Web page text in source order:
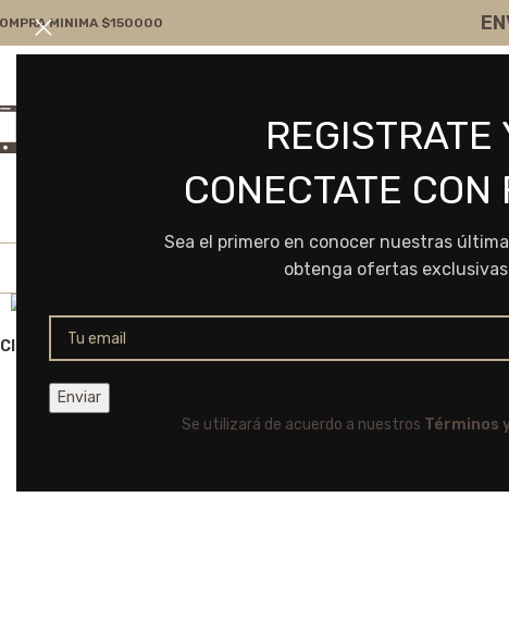
REGISTRATE
CONECTATE CON
Sea el primero en conocer nuestras
obtenga ofertas exclusivas
Se utilizará de acuerdo a nuestros Términos
MINIMA $150000
ventas@frvr.com.ar
Click to enlarge